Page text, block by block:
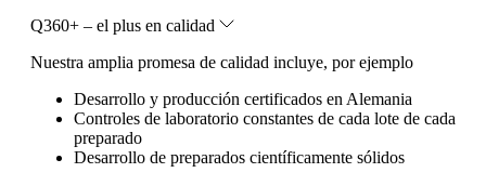
Q360+ – el plus en calidad
Nuestra amplia promesa de calidad incluye, por ejemplo
Desarrollo y producción certificados en Alemania
Controles de laboratorio constantes de cada lote de cada
preparado
Desarrollo de preparados científicamente sólidos